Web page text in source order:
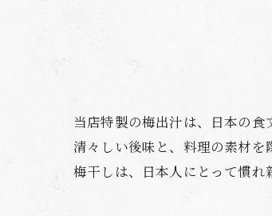
当店特製の梅出汁は、日本の
清々しい後味と、料理の素材
梅干しは、日本人にとって慣